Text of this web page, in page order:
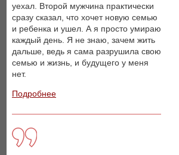
уехал. Второй мужчина практически
сразу сказал, что хочет новую семью
и ребенка и ушел. А я просто умираю
каждый день. Я не знаю, зачем жить
дальше, ведь я сама разрушила свою
семью и жизнь, и будущего у меня
нет.
Подробнее